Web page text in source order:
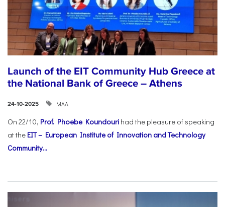
Launch of the EIT Community Hub Greece at
the National Bank of Greece – Athens
24-10-2025 ΜΑΑ
On 22/10, Prof. Phoebe Koundouri had the pleasure of speaking
at the EIT – European Institute of Innovation and Technology
Community...